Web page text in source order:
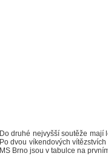
Do druhé nejvyšší soutěže mají
Po dvou víkendových
MS Brno jsou v tabulce na